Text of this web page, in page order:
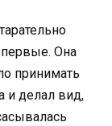
Она
принимать
и делал вид,